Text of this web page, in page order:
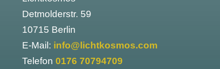
Detmolderstr. 59
10715 Berlin
E-Mail: info@lichtkosmos.com
Telefon 0176 70794709